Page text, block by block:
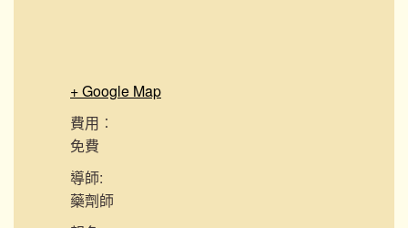
+ Google Map
費用︰
免費
導師:
藥劑師